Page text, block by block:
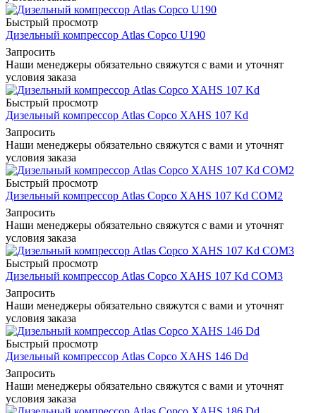
Быстрый просмотр
Дизельный компрессор Atlas Copco U190
Запросить
Наши менеджеры обязательно свяжутся с вами и уточнят
условия заказа
Быстрый просмотр
Дизельный компрессор Atlas Copco XAHS 107 Kd
Запросить
Наши менеджеры обязательно свяжутся с вами и уточнят
условия заказа
Быстрый просмотр
Дизельный компрессор Atlas Copco XAHS 107 Kd COM2
Запросить
Наши менеджеры обязательно свяжутся с вами и уточнят
условия заказа
Быстрый просмотр
Дизельный компрессор Atlas Copco XAHS 107 Kd COM3
Запросить
Наши менеджеры обязательно свяжутся с вами и уточнят
условия заказа
Быстрый просмотр
Дизельный компрессор Atlas Copco XAHS 146 Dd
Запросить
Наши менеджеры обязательно свяжутся с вами и уточнят
условия заказа